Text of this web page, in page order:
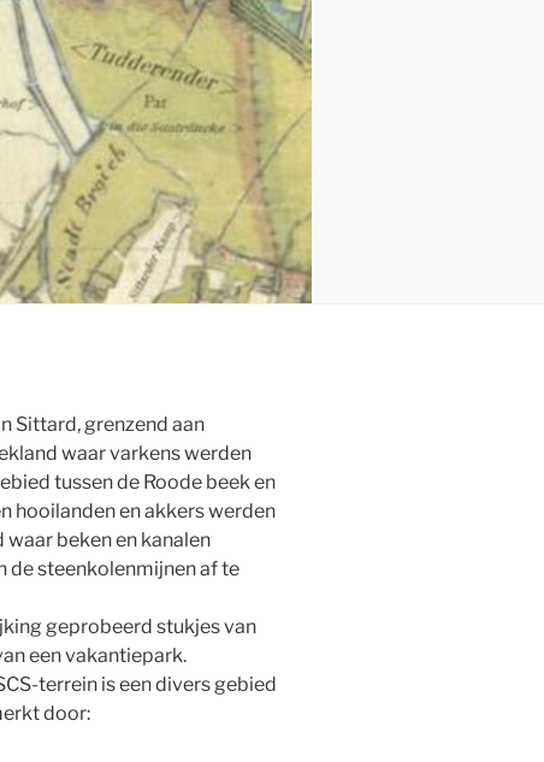
Sittard, grenzend aan
waar varkens werden
tussen de Roode beek en
hooilanden en akkers werden
beken en kanalen
de steenkolenmijnen af te
geprobeerd stukjes van
een vakantiepark.
terrein is een divers gebied
door: